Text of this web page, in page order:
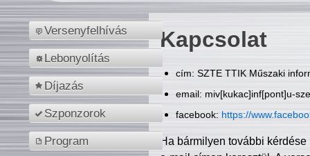
Versenyfelhívás
Lebonyolítás
Díjazás
Szponzorok
Program
Kapcsolat
cím: SZTE TTIK Műszaki
email: miv[kukac]inf[pont]u-
facebook: https://
Ha bármilyen további